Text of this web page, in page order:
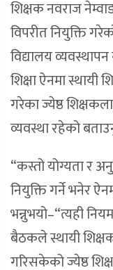
शिक्षक नवराज
विपरीत नियुक्ति
विद्यालय
शिक्षा ऐनमा स्थायी
गरेका ज्येष्ठ
व्यवस्था रहेको
“कस्तो योग्यता र
नियुक्ति गर्ने भनेर
भन्नुभयो–“त्यही
बैठकले स्थायी
गरिसकेको ज्येष्ठ